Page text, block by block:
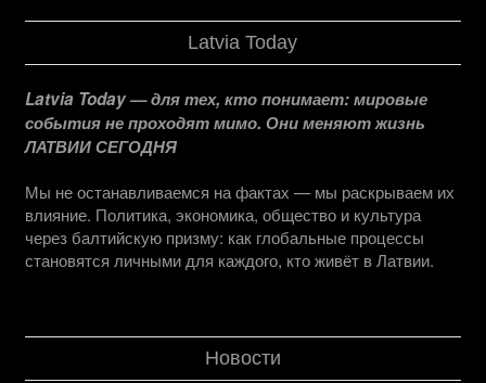
Latvia Today
Latvia Today — для тех, кто понимает: мировые
события не проходят мимо. Они меняют жизнь
ЛАТВИИ СЕГОДНЯ
Мы не останавливаемся на фактах — мы раскрываем их
влияние. Политика, экономика, общество и культура
через балтийскую призму: как глобальные процессы
становятся личными для каждого, кто живёт в Латвии.
Новости